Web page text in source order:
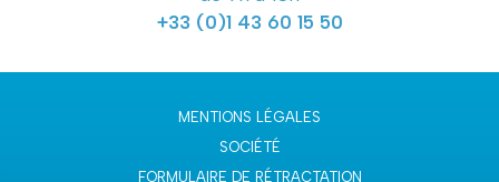
+33 (0)1 43 60 15 50
MENTIONS LÉGALES
SOCIÉTÉ
FORMULAIRE DE RÉTRACTATION